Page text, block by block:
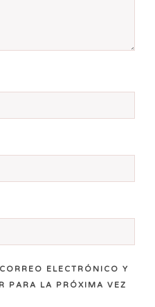
ELECTRÓNICO Y
PARA LA PRÓXIMA VEZ